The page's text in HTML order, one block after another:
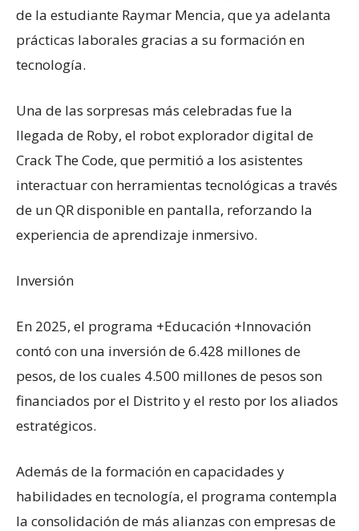
de la estudiante Raymar Mencia, que ya adelanta
prácticas laborales gracias a su formación en
tecnología.
Una de las sorpresas más celebradas fue la
llegada de Roby, el robot explorador digital de
Crack The Code, que permitió a los asistentes
interactuar con herramientas tecnológicas a través
de un QR disponible en pantalla, reforzando la
experiencia de aprendizaje inmersivo.
Inversión
En 2025, el programa +Educación +Innovación
contó con una inversión de 6.428 millones de
pesos, de los cuales 4.500 millones de pesos son
financiados por el Distrito y el resto por los aliados
estratégicos.
Además de la formación en capacidades y
habilidades en tecnología, el programa contempla
la consolidación de más alianzas con empresas de